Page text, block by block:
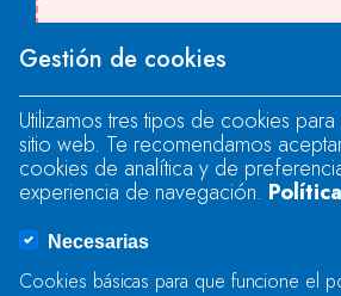
"text".
Se produjo un error al
"text".
Se produjo un error al
Gestión de cookies
Utilizamos tres tipos de cookies
sitio web. Te recomendamos
cookies de analítica y de
experiencia de navegación.
Necesarias
Cookies básicas para que funcione el